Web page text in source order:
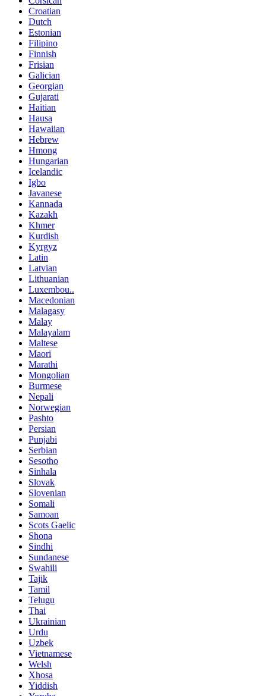
Croatian
Dutch
Estonian
Filipino
Finnish
Frisian
Galician
Georgian
Gujarati
Haitian
Hausa
Hawaiian
Hebrew
Hmong
Hungarian
Icelandic
Igbo
Javanese
Kannada
Kazakh
Khmer
Kurdish
Kyrgyz
Latin
Latvian
Lithuanian
Luxembou..
Macedonian
Malagasy
Malay
Malayalam
Maltese
Maori
Marathi
Mongolian
Burmese
Nepali
Norwegian
Pashto
Persian
Punjabi
Serbian
Sesotho
Sinhala
Slovak
Slovenian
Somali
Samoan
Scots Gaelic
Shona
Sindhi
Sundanese
Swahili
Tajik
Tamil
Telugu
Thai
Ukrainian
Urdu
Uzbek
Vietnamese
Welsh
Xhosa
Yiddish